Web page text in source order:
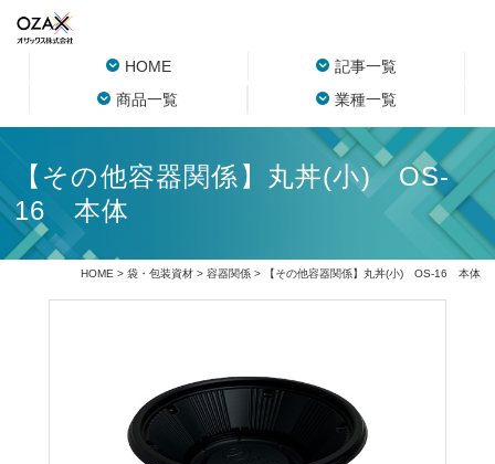
HOME
記事一覧
商品一覧
業種一覧
【その他容器関係】丸丼(小) OS-
16 本体
HOME > 袋・包装資材> 容器関係> 【その他容器関係】丸丼(小) OS-16 本体